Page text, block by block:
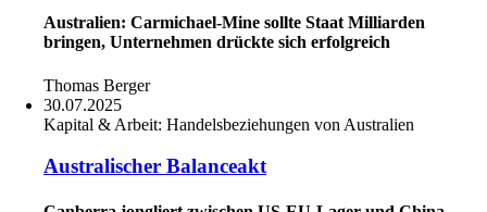
Australien: Carmichael-Mine sollte Staat Milliarden
bringen, Unternehmen drückte sich erfolgreich
Thomas Berger
30.07.2025
Kapital & Arbeit: Handelsbeziehungen von Australien
Australischer Balanceakt